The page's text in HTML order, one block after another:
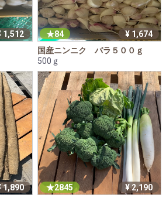
1,512
84
¥ 1,674
国産ニンニク バラ５００ｇ
500ｇ
1,890
2845
¥ 2,190